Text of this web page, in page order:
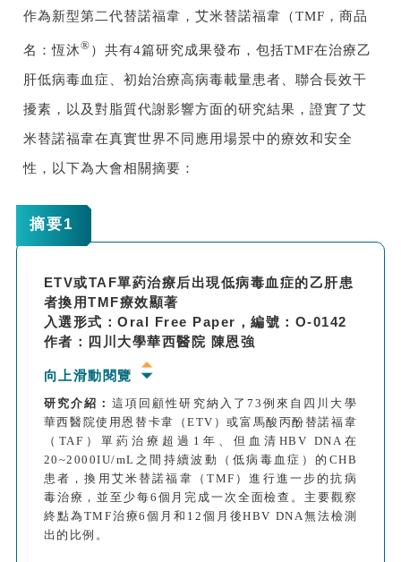
作為新型第二代替諾福韋，艾米替諾福韋（TMF，商品
名：恆沐® ）共有4篇研究成果發布 ，包括TMF在治療乙
肝低病毒血症、初始治療高病毒載量患者、聯合長效干
擾素，以及對脂質代謝影響方面的研究結果，證實了艾
米替諾福韋在真實世界不同應用場景中的療效和安全
性， 以下為大會相關摘要：
摘要1
ETV或TAF單葯治療后出現低病毒血症的乙肝患
者換用TMF療效顯著
入選形式：Oral Free Paper，編號：O-0142
作者：四川大學華西醫院 陳恩強
向上滑動閱覽
研究介紹： 這項回顧性研究納入了73例來自四川大學
華西醫院使用恩替卡韋（ETV）或富馬酸丙酚替諾福韋
（TAF）單葯治療超過1年、但血清HBV DNA在
20~2000IU/mL之間持續波動（低病毒血症）的CHB
患者，換用艾米替諾福韋（TMF）進行進一步的抗病
毒治療，並至少每6個月完成一次全面檢查。主要觀察
終點為TMF治療6個月和12個月後HBV DNA無法檢測
出的比例。